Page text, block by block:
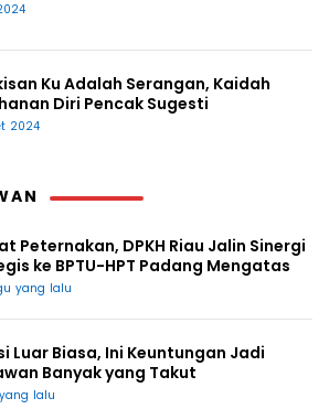
Ku Adalah Serangan, Kaidah
Diri Pencak Sugesti
2024
Peternakan, DPKH Riau Jalin Sinergi
ke BPTU-HPT Padang Mengatas
yang lalu
Luar Biasa, Ini Keuntungan Jadi
Banyak yang Takut
lalu